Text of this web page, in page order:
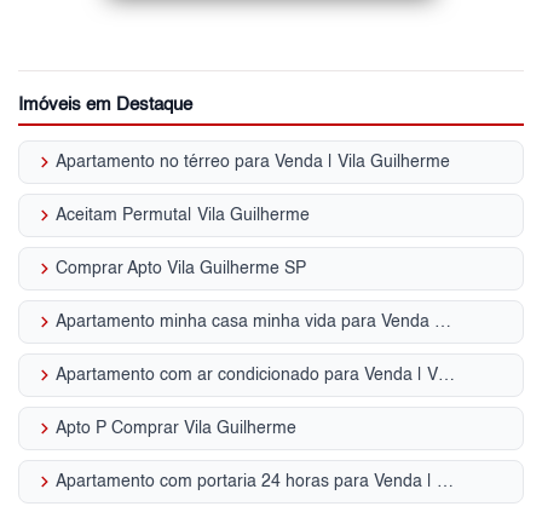
Imóveis em Destaque
keyboard_arrow_right Apartamento no térreo para Venda | Vila Guilherme
keyboard_arrow_right Aceitam Permuta| Vila Guilherme
keyboard_arrow_right Comprar Apto Vila Guilherme SP
keyboard_arrow_right Apartamento minha casa minha vida para Venda | Vila Guilherme
keyboard_arrow_right Apartamento com ar condicionado para Venda | Vila Guilherme
keyboard_arrow_right Apto P Comprar Vila Guilherme
keyboard_arrow_right Apartamento com portaria 24 horas para Venda | Vila Guilherme